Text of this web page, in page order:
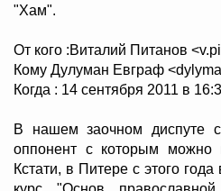
"Хам".
От кого :Виталий Питанов
Кому Дулуман Евграф
Когда : 14 сентября 2011 в
В нашем заочном диспуте
оппонент с которым можно
Кстати, в Питере с этого